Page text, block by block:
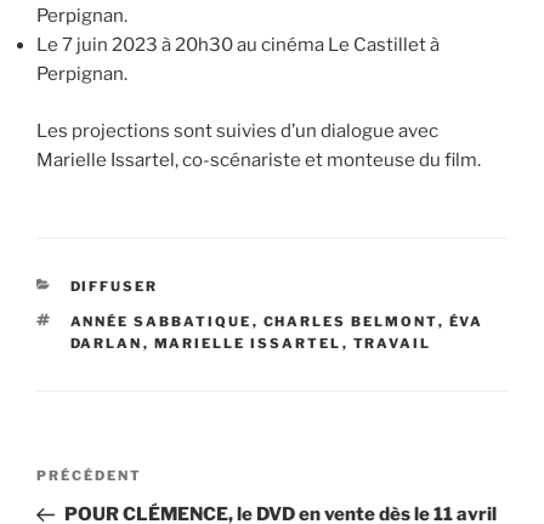
Perpignan.
Le 7 juin 2023 à 20h30 au cinéma Le Castillet à
Perpignan.
Les projections sont suivies d’un dialogue avec
Marielle Issartel, co-scénariste et monteuse du film.
CATÉGORIES
DIFFUSER
ÉTIQUETTES
ANNÉE SABBATIQUE , CHARLES BELMONT, ÉVA
DARLAN , MARIELLE ISSARTEL , TRAVAIL
Navigation
Article
précédent
PRÉCÉDENT
POUR CLÉMENCE, le DVD en vente dès le 11 avril